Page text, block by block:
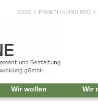
JOBS PRAKTIKA UND BFD
Wir wollen Wir